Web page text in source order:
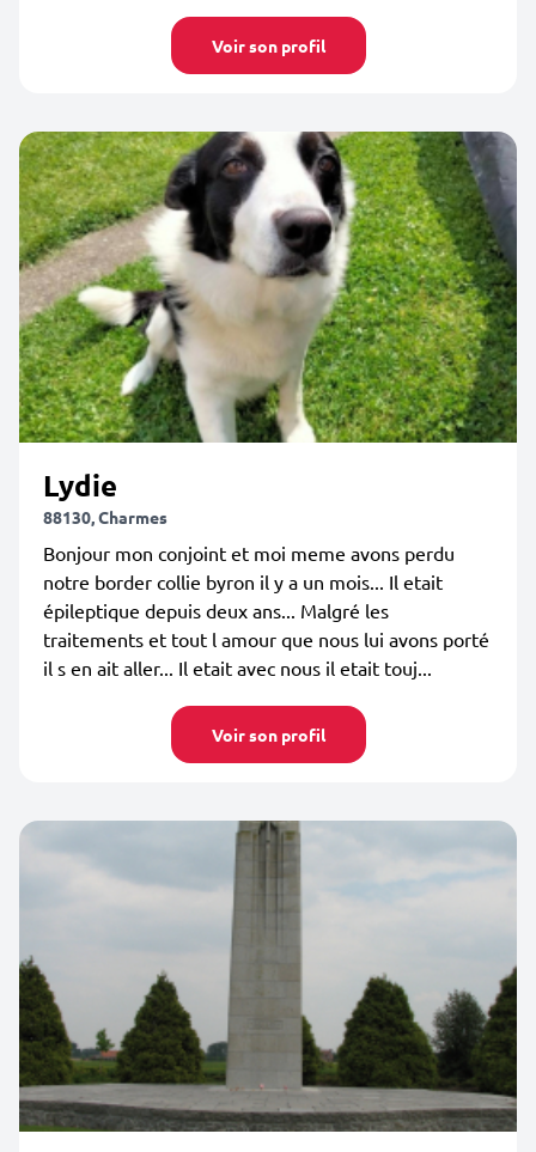
Voir son profil
Lydie
88130, Charmes
Bonjour mon conjoint et moi meme avons perdu
notre border collie byron il y a un mois... Il etait
épileptique depuis deux ans... Malgré les
traitements et tout l amour que nous lui avons porté
il s en ait aller... Il etait avec nous il etait touj...
Voir son profil